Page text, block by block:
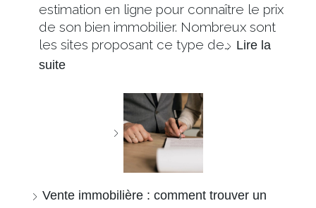
estimation en ligne pour connaître le prix
de son bien immobilier. Nombreux sont
les sites proposant ce type de… Lire la
suite
Vente immobilière : comment trouver un